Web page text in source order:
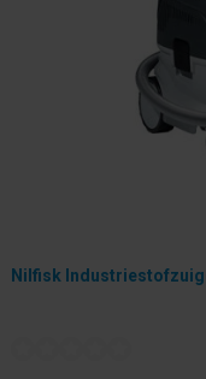
Nilfisk